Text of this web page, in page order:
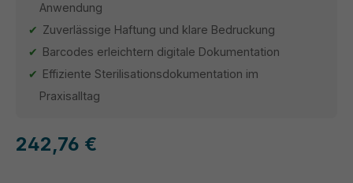
Anwendung
Zuverlässige Haftung und klare Bedruckung
Barcodes erleichtern digitale Dokumentation
Effiziente Sterilisationsdokumentation im
Praxisalltag
242,76 €